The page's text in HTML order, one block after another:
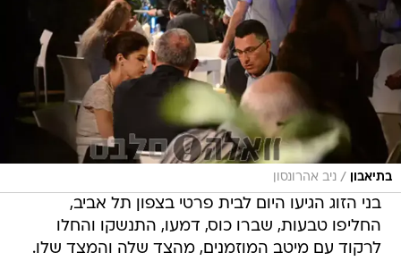
בתיאבון / ניב אהרונסון
בני הזוג הגיעו היום לבית פרטי בצפון תל אביב,
החליפו טבעות, שברו כוס, דמעו, התנשקו והחלו
לרקוד עם מיטב המוזמנים, מהצד שלה והמצד שלו.